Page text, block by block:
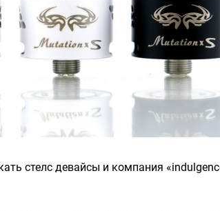
стелс девайсы и компания